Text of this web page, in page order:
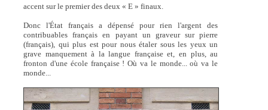
accent sur le premier des deux « E » finaux.
Donc l'État français a dépensé pour rien l'argent des
contribuables français en payant un graveur sur pierre
(français), qui plus est pour nous étaler sous les yeux un
grave manquement à la langue française et, en plus, au
fronton d'une école française ! Où va le monde... où va le
monde...